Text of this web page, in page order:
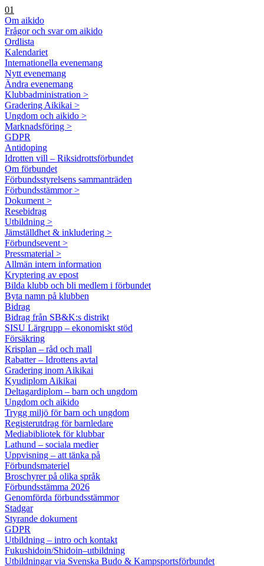
01
Om aikido
Frågor och svar om aikido
Ordlista
Kalendariet
Internationella evenemang
Nytt evenemang
Ändra evenemang
Klubbadministration >
Gradering Aikikai >
Ungdom och aikido >
Marknadsföring >
GDPR
Antidoping
Idrotten vill – Riksidrottsförbundet
Om förbundet
Förbundsstyrelsens sammanträden
Förbundsstämmor >
Dokument >
Resebidrag
Utbildning >
Jämställdhet & inkludering >
Förbundsevent >
Pressmaterial >
Allmän intern information
Kryptering av epost
Bilda klubb och bli medlem i förbundet
Byta namn på klubben
Bidrag
Bidrag från SB&K:s distrikt
SISU Lärgrupp – ekonomiskt stöd
Försäkring
Krisplan – råd och mall
Rabatter – Idrottens avtal
Gradering inom Aikikai
Kyudiplom Aikikai
Deltagardiplom – barn och ungdom
Ungdom och aikido
Trygg miljö för barn och ungdom
Registerutdrag för barnledare
Mediabibliotek för klubbar
Lathund – sociala medier
Uppvisning – att tänka på
Förbundsmateriel
Broschyrer på olika språk
Förbundsstämma 2026
Genomförda förbundsstämmor
Stadgar
Styrande dokument
GDPR
Utbildning – intro och kontakt
Fukushidoin/Shidoin–utbildning
Utbildningar via Svenska Budo & Kampsportsförbundet